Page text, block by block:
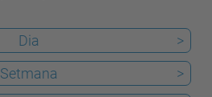
Dia
>
Setmana
>